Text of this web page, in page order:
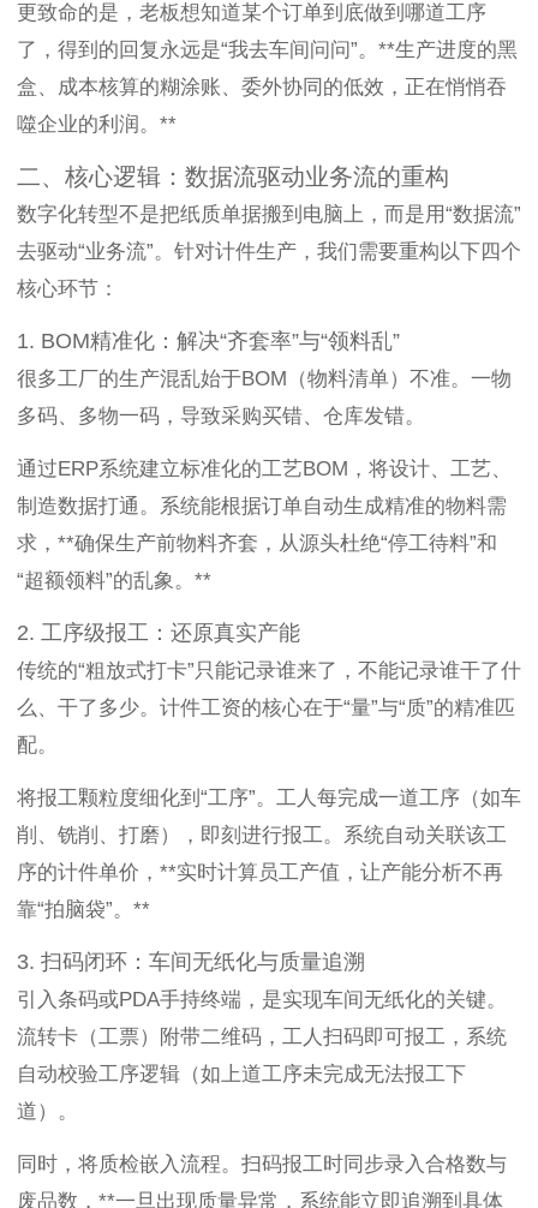
更致命的是，老板想知道某个订单到底做到哪道工序
了，得到的回复永远是“我去车间问问”。**生产进度的黑
盒、成本核算的糊涂账、委外协同的低效，正在悄悄吞
噬企业的利润。**
二、核心逻辑：数据流驱动业务流的重构
数字化转型不是把纸质单据搬到电脑上，而是用“数据流”
去驱动“业务流”。针对计件生产，我们需要重构以下四个
核心环节：
1. BOM精准化：解决“齐套率”与“领料乱”
很多工厂的生产混乱始于BOM（物料清单）不准。一物
多码、多物一码，导致采购买错、仓库发错。
通过ERP系统建立标准化的工艺BOM，将设计、工艺、
制造数据打通。系统能根据订单自动生成精准的物料需
求，**确保生产前物料齐套，从源头杜绝“停工待料”和
“超额领料”的乱象。**
2. 工序级报工：还原真实产能
传统的“粗放式打卡”只能记录谁来了，不能记录谁干了什
么、干了多少。计件工资的核心在于“量”与“质”的精准匹
配。
将报工颗粒度细化到“工序”。工人每完成一道工序（如车
削、铣削、打磨），即刻进行报工。系统自动关联该工
序的计件单价，**实时计算员工产值，让产能分析不再
靠“拍脑袋”。**
3. 扫码闭环：车间无纸化与质量追溯
引入条码或PDA手持终端，是实现车间无纸化的关键。
流转卡（工票）附带二维码，工人扫码即可报工，系统
自动校验工序逻辑（如上道工序未完成无法报工下
道）。
同时，将质检嵌入流程。扫码报工时同步录入合格数与
废品数，**一旦出现质量异常，系统能立即追溯到具体